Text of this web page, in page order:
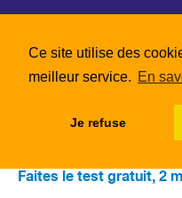
Ce site utilise des
meilleur service. En
Je refuse
sérieuses sur
Faites le test gratuit, 2